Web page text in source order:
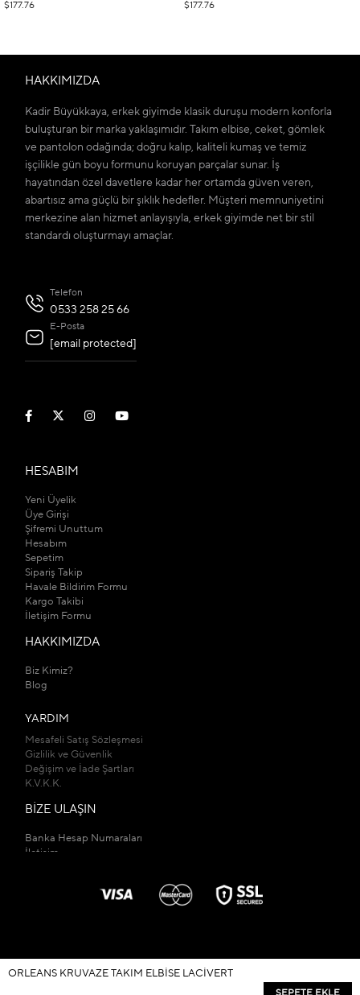
$177.76 $177.76
HAKKIMIZDA
Kadir Büyükkaya, erkek giyimde klasik duruşu modern konforla
buluşturan bir marka yaklaşımıdır. Takım elbise, ceket, gömlek
ve pantolon odağında; doğru kalıp, kaliteli kumaş ve temiz
işçilikle gün boyu formunu koruyan parçalar sunar. İş
hayatından özel davetlere kadar her ortamda güven veren,
abartısız ama güçlü bir şıklık hedefler. Müşteri memnuniyetini
merkezine alan hizmet anlayışıyla, erkek giyimde net bir stil
standardı oluşturmayı amaçlar.
Telefon
0533 258 25 66
E-Posta
[email protected]
HESABIM
Yeni Üyelik
Üye Girişi
Şifremi Unuttum
Hesabım
Sepetim
Sipariş Takip
Havale Bildirim Formu
Kargo Takibi
İletişim Formu
HAKKIMIZDA
Biz Kimiz?
Blog
YARDIM
Mesafeli Satış Sözleşmesi
Gizlilik ve Güvenlik
Değişim ve İade Şartları
K.V.K.K.
BİZE ULAŞIN
Banka Hesap Numaraları
İletişim
© 2026kadirbuyukkayashop.com- Tüm Hakları Saklıdır.
ORLEANS KRUVAZE TAKIM ELBISE LACIVERT